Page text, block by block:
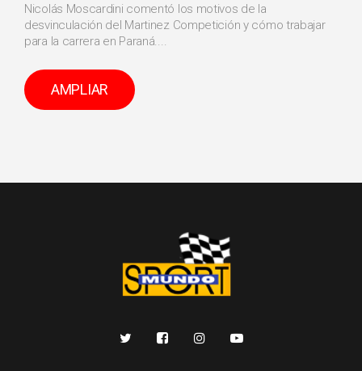
Nicolás Moscardini comentó los motivos de la
desvinculación del Martinez Competición y cómo trabajar
para la carrera en Paraná....
AMPLIAR